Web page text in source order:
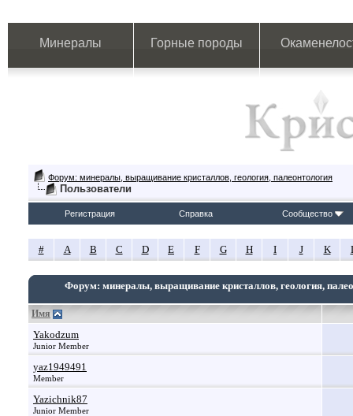
Минералы Горные породы
Форум: минералы, выращивание кристаллов, геология, палеонтология
Пользователи
Регистрация Справка Сообщество
# A B C D E F G H I J K
Форум: минералы, выращивание кристаллов, геология,
Имя
Yakodzum
Junior Member
yaz1949491
Member
Yazichnik87
Junior Member